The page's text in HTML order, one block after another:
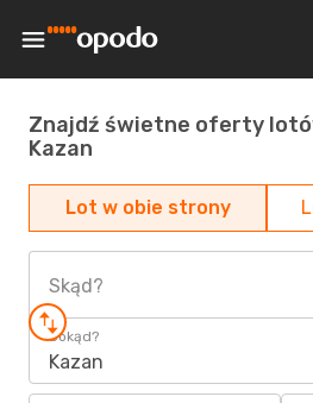
Znajdź świetne oferty
Kazan
Lot w obie strony
Skąd?
Dokąd?
Kazan